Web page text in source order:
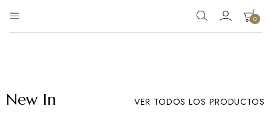
0
New In VER TODOS LOS PRODUCTOS